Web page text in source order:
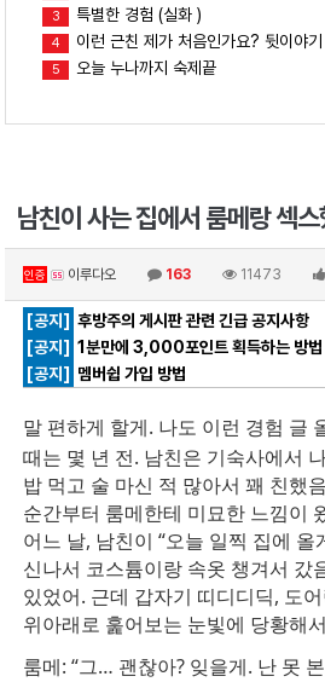
3 특별한 경험 (실화 )
4 이런 근친 제가 처음인가요? 뒷이야기
5 오늘 누나까지 숙제끝
남친이 사는 집에서 룸메랑 섹스
인증 이루다오 163 11473
[공지] 후방주의 게시판 관련 긴급 공지사항
[공지] 1분만에 3,000포인트 획득하는 방법
[공지]
멤버쉽 가입 방법
말 편하게 할게. 나도 이런 경험 글
때는 몇 년 전. 남친은 기숙사에서
밥 먹고 술 마신 적 많아서 꽤 친했
순간부터 룸메한테 미묘한 느낌이
어느 날, 남친이 “오늘 일찍 집에
신나서 코스튬이랑 속옷 챙겨서 갔
있었어. 근데 갑자기 띠디디딕, 도
위아래로 훑어보는 눈빛에 당황해
룸메: “그… 괜찮아? 잊을게. 난 못